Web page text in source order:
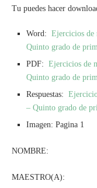
Tu puedes hacer
Word: Ejercicios de
Quinto grado de
PDF: Ejercicios de
Quinto grado de
Respuestas:
– Quinto grado de
Imagen: Pagina 1